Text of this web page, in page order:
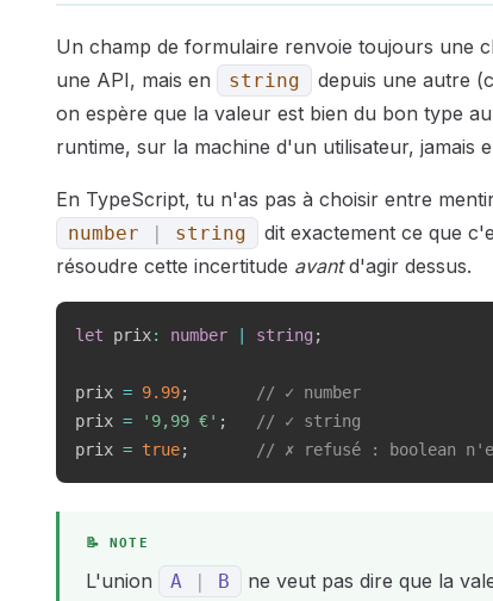
Un champ de formulaire renvoie toujours une
une API, mais en
string
depuis une autre
on espère que la valeur est bien du bon type
runtime, sur la machine d'un utilisateur, jamais
En TypeScript, tu n'as pas à choisir entre
number | string dit exactement ce que
résoudre cette incertitude avantd'agir dessus.
let prix: number string ;
prix = 9.99;
// ✓ number
prix = '9,99 €' ;
// ✓ string
prix = true; // ✗ refusé : boolean
L'union A | B ne veut pas dire que la